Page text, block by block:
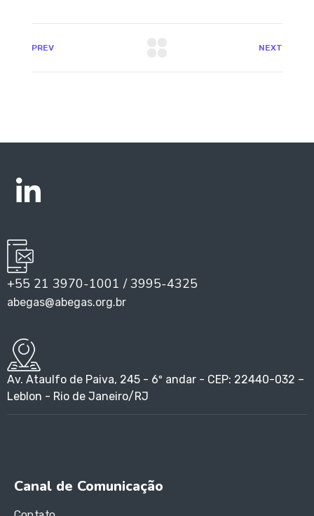
PREV NEXT
+55 21 3970-1001 / 3995-4325
abegas@abegas.org.br
Av. Ataulfo de Paiva, 245 - 6º andar - CEP: 22440-032 –
Leblon - Rio de Janeiro/RJ
Canal de Comunicação